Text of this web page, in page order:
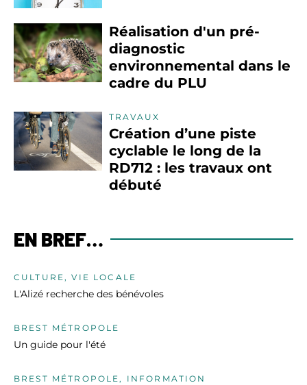
Réalisation d'un pré-
diagnostic
environnemental dans le
cadre du PLU
TRAVAUX
Création d’une piste
cyclable le long de la
RD712 : les travaux ont
débuté
EN BREF…
CULTURE, VIE LOCALE
L'Alizé recherche des bénévoles
BREST MÉTROPOLE
Un guide pour l'été
BREST MÉTROPOLE, INFORMATION